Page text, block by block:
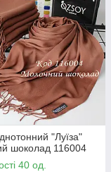
"Луїза"
шоколад 116004
40 од.